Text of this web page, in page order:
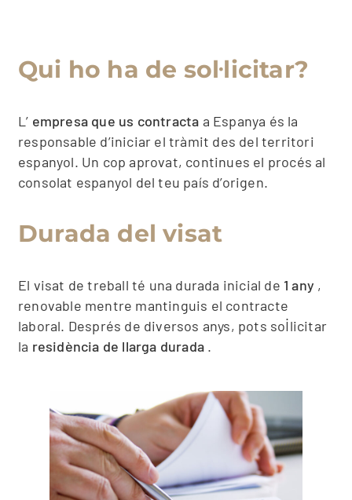
Qui ho ha de sol·licitar?
L’ empresa que us contracta a Espanya és la
responsable d’iniciar el tràmit des del territori
espanyol. Un cop aprovat, continues el procés al
consolat espanyol del teu país d’origen.
Durada del visat
El visat de treball té una durada inicial de 1 any ,
renovable mentre mantinguis el contracte
laboral. Després de diversos anys, pots sol·licitar
la residència de llarga durada .